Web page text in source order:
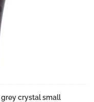
crystal small